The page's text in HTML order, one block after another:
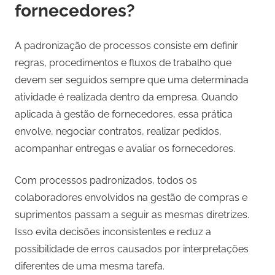
fornecedores?
A padronização de processos consiste em definir
regras, procedimentos e fluxos de trabalho que
devem ser seguidos sempre que uma determinada
atividade é realizada dentro da empresa. Quando
aplicada à gestão de fornecedores, essa prática
envolve, negociar contratos, realizar pedidos,
acompanhar entregas e avaliar os fornecedores.
Com processos padronizados, todos os
colaboradores envolvidos na gestão de compras e
suprimentos passam a seguir as mesmas diretrizes.
Isso evita decisões inconsistentes e reduz a
possibilidade de erros causados por interpretações
diferentes de uma mesma tarefa.